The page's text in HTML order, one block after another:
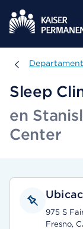
Sleep
en
Center
975 S
Fresno,